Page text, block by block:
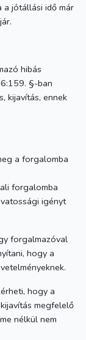
a jótállási idő már
hibás
§-ban
kijavítás, ennek
a forgalomba
forgalomba
igényt
forgalmazóval
hogy a
hogy a
megfelelő
nélkül nem